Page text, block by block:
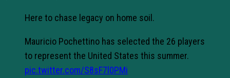
Here to chase legacy on home soil.
Mauricio Pochettino has selected the 26 players
to represent the United States this summer.
pic.twitter.com/S8sF7l0PMi